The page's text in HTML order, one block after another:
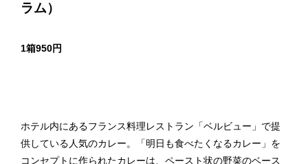
ラム）
1箱950円
ホテル内にあるフランス料理レストラン「ベルビュー」で提
供している人気のカレー。「明日も食べたくなるカレー」を
コンセプトに作られたカレーは、ペースト状の野菜のベース